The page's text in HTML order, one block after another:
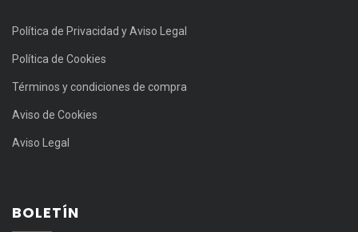
Política de Privacidad y Aviso Legal
Política de Cookies
Términos y condiciones de compra
Aviso de Cookies
Aviso Legal
BOLETÍN